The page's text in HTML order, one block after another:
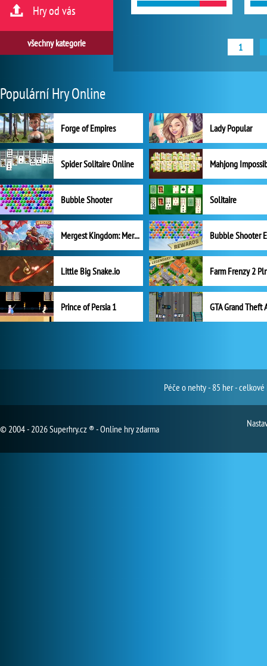
1
Hry od vás
všechny kategorie
Populární Hry Online
Forge of Empires Lady Popular
Spider Solitaire Online Mahjong
Bubble Shooter Solitaire
Mergest Kingdom: Merge Puzzle
Little Big Snake.io
Prince of Persia 1 GTA Grand Theft
Péče o nehty - 85 her -
© 2004 - 2026 Superhry.cz ® - Online hry zdarma